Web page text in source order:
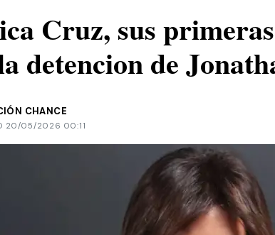
Cruz, sus
detencion de
CHANCE
20/05/2026 00:11